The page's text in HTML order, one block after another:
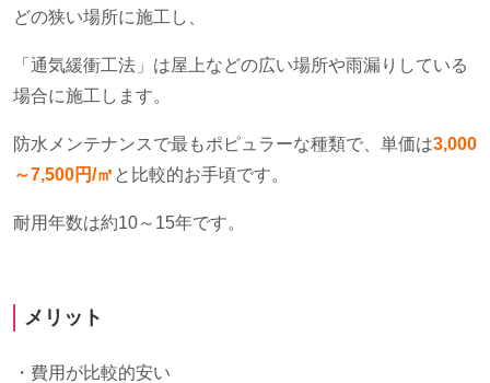
どの狭い場所に施工し、
「通気緩衝工法」は屋上などの広い場所や雨漏りしている
場合に施工します。
防水メンテナンスで最もポピュラーな種類で、単価は3,000
～7,500円/㎡ と比較的お手頃です。
耐用年数は約10～ 15年です。
メリット
・費用が比較的安い